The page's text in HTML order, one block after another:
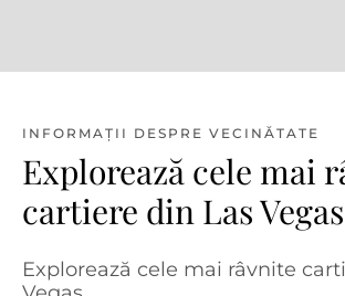
INFORMAȚII DESPRE VECINĂTATE
Explorează cele mai
cartiere din Las Vegas
Explorează cele mai râvnite